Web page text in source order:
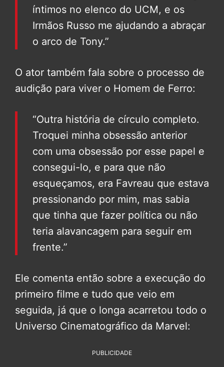
íntimos no elenco do UCM, e os
Irmãos Russo me ajudando a abraçar
o arco de Tony.”
O ator também fala sobre o processo de
audição para viver o Homem de Ferro:
“Outra história de círculo completo.
Troquei minha obsessão anterior
com uma obsessão por esse papel e
consegui-lo, e para que não
esqueçamos, era Favreau que estava
pressionando por mim, mas sabia
que tinha que fazer política ou não
teria alavancagem para seguir em
frente.”
Ele comenta então sobre a execução do
primeiro filme e tudo que veio em
seguida, já que o longa acarretou todo o
Universo Cinematográfico da Marvel:
PUBLICIDADE